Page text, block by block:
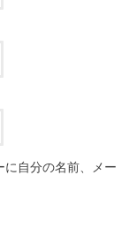
に自分の名前、メー